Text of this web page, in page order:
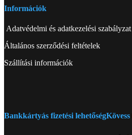
Információk
Adatvédelmi és adatkezelési szabályzat
Általános szerződési feltételek
Szállítási információk
Bankkártyás fizetési lehetőség